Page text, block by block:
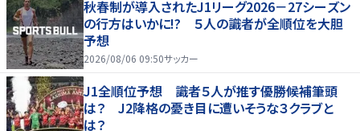
秋春制が導入されたJ1リーグ2026－27シーズン
の行方はいかに!? ５人の識者が全順位を大胆
予想
2026/08/06 09:50サッカー
J1全順位予想 識者５人が推す優勝候補筆頭
は？ J2降格の憂き目に遭いそうな３クラブと
は？